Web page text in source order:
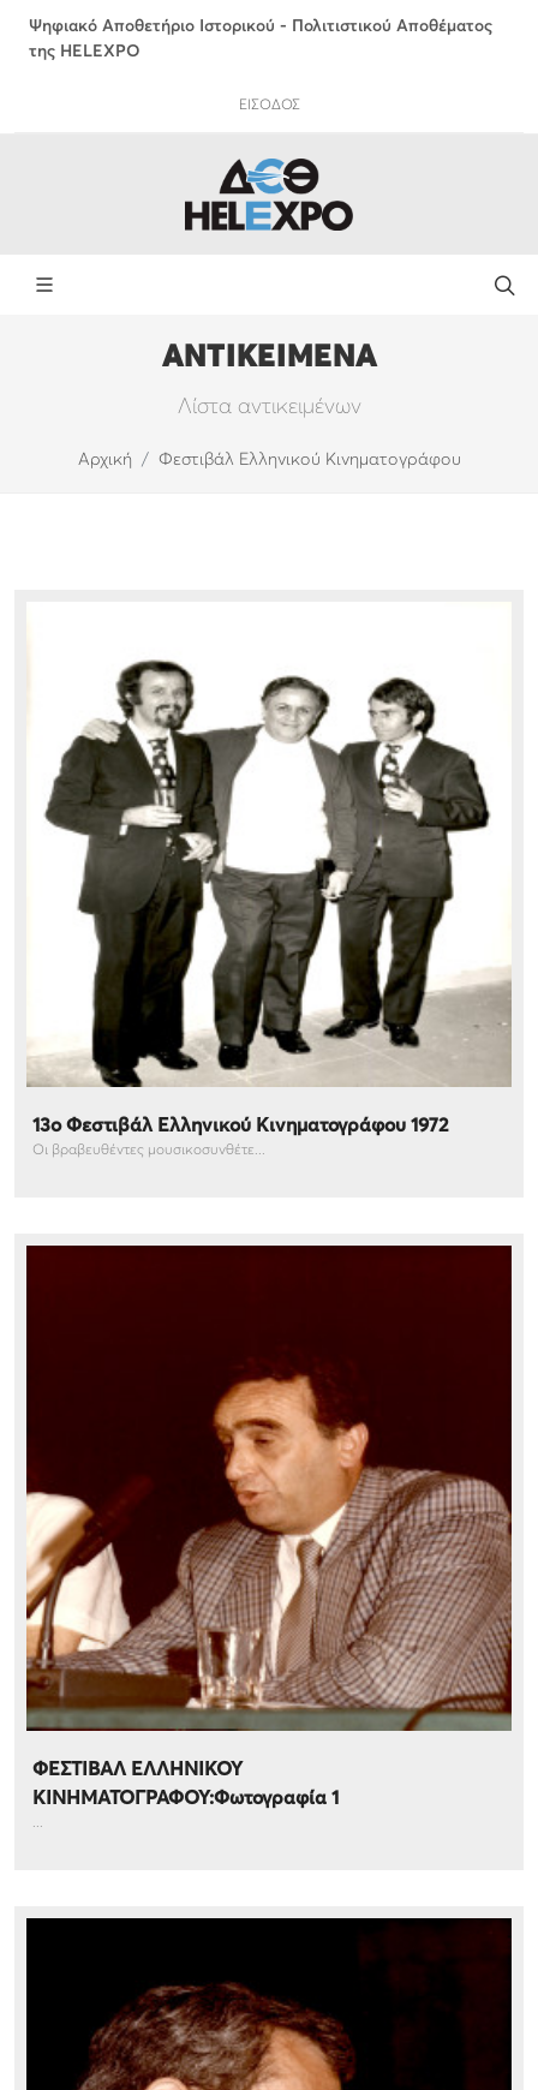
Ψηφιακό Αποθετήριο Ιστορικού - Πολιτιστικού Αποθέματος
της HELEXPO
ΕΙΣΟΔΟΣ
ΑΝΤΙΚΕΙΜΕΝΑ
Λίστα αντικειμένων
Αρχική Φεστιβάλ Ελληνικού Κινηματογράφου
13ο Φεστιβάλ Ελληνικού Κινηματογράφου 1972
Οι βραβευθέντες μουσικοσυνθέτε...
ΦΕΣΤΙΒΑΛ ΕΛΛΗΝΙΚΟΥ
ΚΙΝΗΜΑΤΟΓΡΑΦΟΥ:Φωτογραφία 1
...